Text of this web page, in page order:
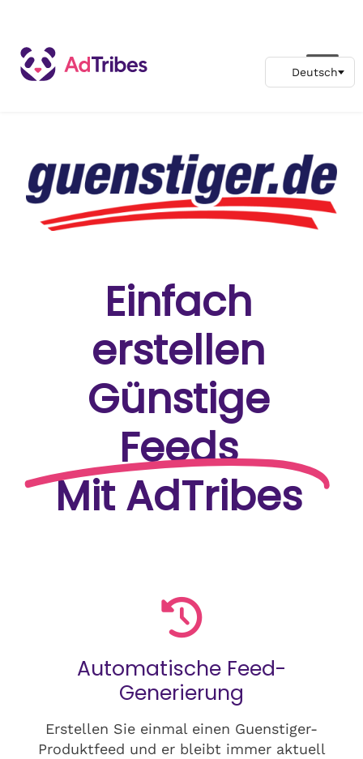
Einfach
erstellen
Günstige
Feeds
Mit AdTribes
Automatische Feed-
Generierung
Erstellen Sie einmal einen Guenstiger-
Produktfeed und er bleibt immer aktuell